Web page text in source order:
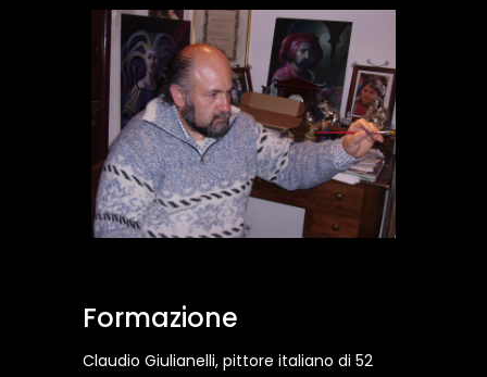
Formazione
Claudio Giulianelli, pittore italiano di 52